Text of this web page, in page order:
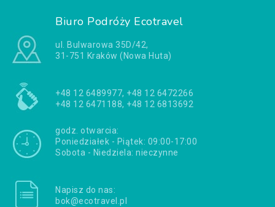
Biuro Podróży Ecotravel
ul. Bulwarowa 35D/42,
31-751 Kraków (Nowa Huta)
+48 12 6489977, +48 12 6472266
+48 12 6471188, +48 12 6813692
godz. otwarcia:
Poniedziałek - Piątek: 09:00-17:00
Sobota - Niedziela: nieczynne
Napisz do nas:
bok@ecotravel.pl